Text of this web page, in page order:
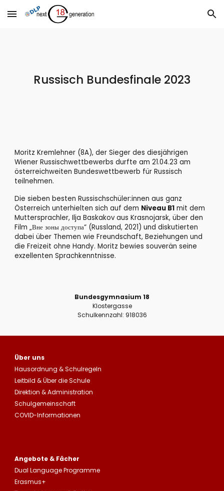
Skip to main content Skip to navigation
Russisch Bundesfinale 2023
Moritz Kremlehner (8A), der Sieger des diesjährigen
Wiener Russischwettbewerbs durfte am 21.04.23 am
österreichweiten Bundeswettbewerb für Russisch
teilnehmen.
Die sieben besten Russischschüler:innen aus ganz
Österreich unterhielten sich auf dem Niveau B1 mit dem
Muttersprachler, Ilja Baskakov aus Krasnojarsk, über den
Film „Вне зоны доступа“ (Russland, 2021) und diskutierten
dabei über Themen wie Freundschaft, Beziehungen und
die Freizeit ohne Handy. Moritz bewies souverän seine
exzellenten Sprachkenntnisse.
Bundesgymnasium 18
Klostergasse
Schulkennzahl: 918036
Über uns
Hausordnung &Schulregeln
Leitbild&Über die Schule
Direktion & Administration
Schulgemeinschaft
COVID-Informationen
Angebote & Fächer
Dual Language Programme
Erasmus+